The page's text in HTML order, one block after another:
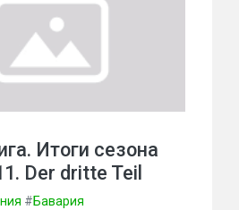
Итоги сезона
Der dritte Teil
#Бавария